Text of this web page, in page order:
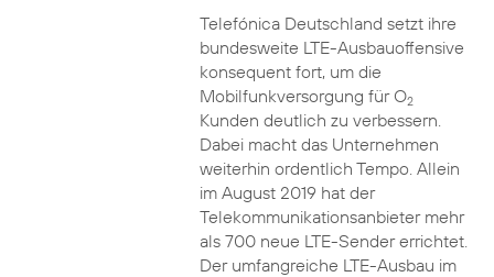
Telefónica Deutschland setzt ihre
bundesweite LTE-Ausbauoffensive
konsequent fort, um die
Mobilfunkversorgung für O2
Kunden deutlich zu verbessern.
Dabei macht das Unternehmen
weiterhin ordentlich Tempo. Allein
im August 2019 hat der
Telekommunikationsanbieter mehr
als 700 neue LTE-Sender errichtet.
Der umfangreiche LTE-Ausbau im